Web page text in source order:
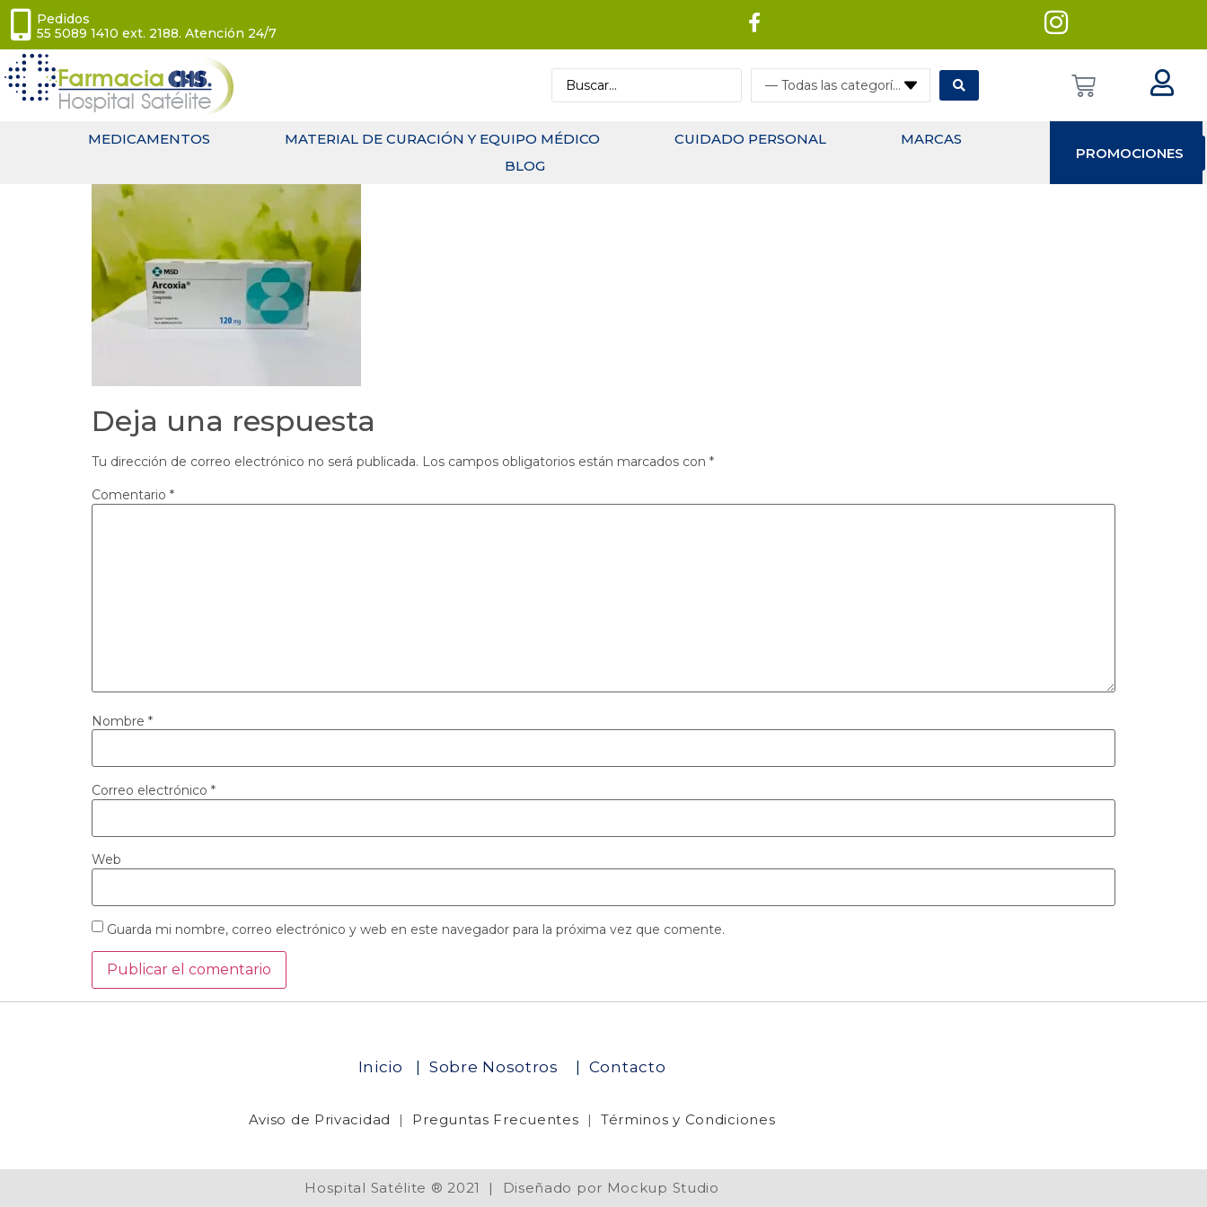
Pedidos
55 5089 1410 ext. 2188. Atención 24/7
— Todas las categorías
MEDICAMENTOS MATERIAL DE CURACIÓN Y EQUIPO MÉDICO CUIDADO PERSONAL
MARCAS
BLOG
PROMOCIONES
Deja una respuesta
Tu dirección de correo electrónico no será publicada. Los campos obligatorios están marcados con *
Comentario *
Nombre *
Correo electrónico *
Web
Guarda mi nombre, correo electrónico y web en este navegador para la próxima vez que comente.
Inicio |Sobre Nosotros Contacto
Aviso de Privacidad | Preguntas Frecuentes | Términos y Condiciones
Hospital Satélite ® 2021 | Diseñado por Mockup Studio